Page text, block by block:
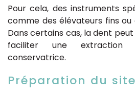
Pour cela, des instruments
comme des élévateurs fins ou
Dans certains cas, la dent
faciliter une extraction
conservatrice.
Préparation du